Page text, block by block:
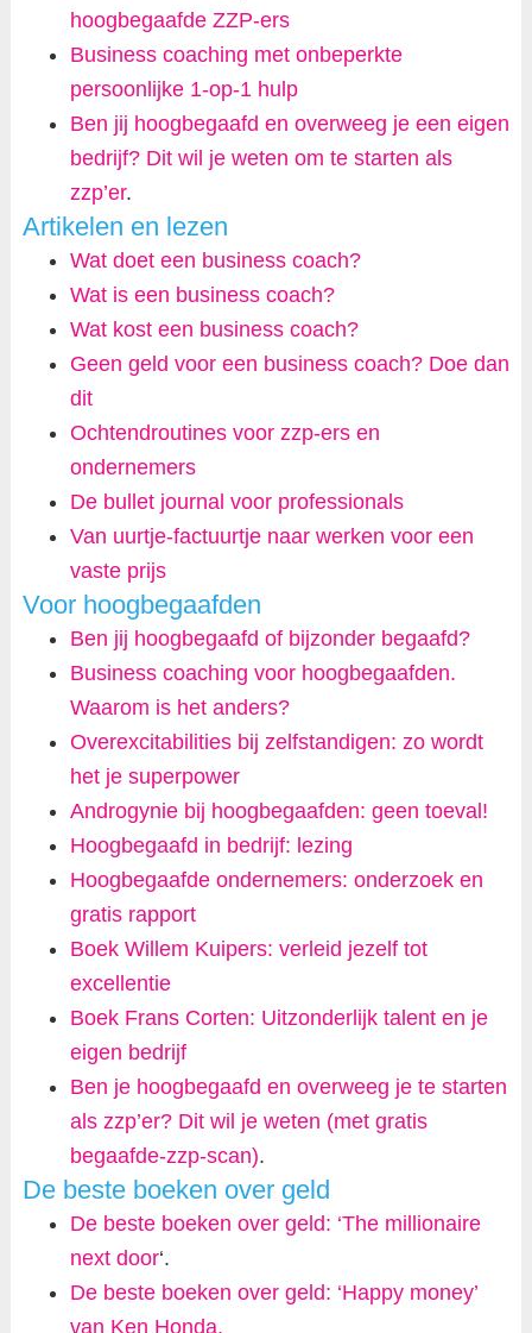
hoogbegaafde ZZP-ers
Business coaching met onbeperkte
persoonlijke 1-op-1 hulp
Ben jij hoogbegaafd en overweeg je een eigen
bedrijf? Dit wil je weten om te starten als
zzp’er.
Artikelen en lezen
Wat doet een business coach?
Wat is een business coach?
Wat kost een business coach?
Geen geld voor een business coach? Doe dan
dit
Ochtendroutines voor zzp-ers en
ondernemers
De bullet journal voor professionals
Van uurtje-factuurtje naar werken voor een
vaste prijs
Voor hoogbegaafden
Ben jij hoogbegaafd of bijzonder begaafd?
Business coaching voor hoogbegaafden.
Waarom is het anders?
Overexcitabilities bij zelfstandigen: zo wordt
het je superpower
Androgynie bij hoogbegaafden: geen toeval!
Hoogbegaafd in bedrijf: lezing
Hoogbegaafde ondernemers: onderzoek en
gratis rapport
Boek Willem Kuipers: verleid jezelf tot
excellentie
Boek Frans Corten: Uitzonderlijk talent en je
eigen bedrijf
Ben je hoogbegaafd en overweeg je te starten
als zzp’er? Dit wil je weten (met gratis
begaafde-zzp-scan).
De beste boeken over geld
De beste boeken over geld: ‘The millionaire
next door‘.
De beste boeken over geld: ‘Happy money’
van Ken Honda.